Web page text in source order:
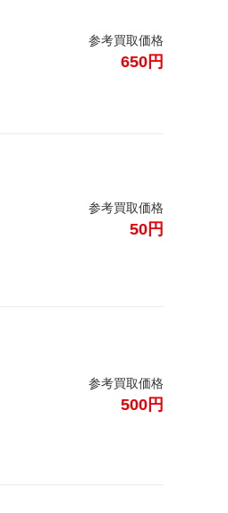
参考買取価格
650円
参考買取価格
50円
参考買取価格
500円